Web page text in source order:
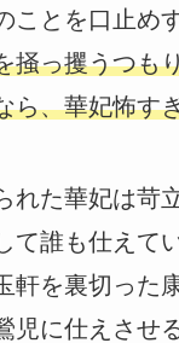
ことを口止めす
掻っ攫うつも
ら、華妃怖す
れた華妃は苛
て誰も仕えて
軒を裏切った
児に仕えさせ